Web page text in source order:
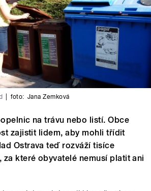
foto: Jana Zemková
na trávu nebo listí. Obce
zajistit lidem, aby mohli třídit
Ostrava teď rozváží tisíce
za které obyvatelé nemusí platit ani